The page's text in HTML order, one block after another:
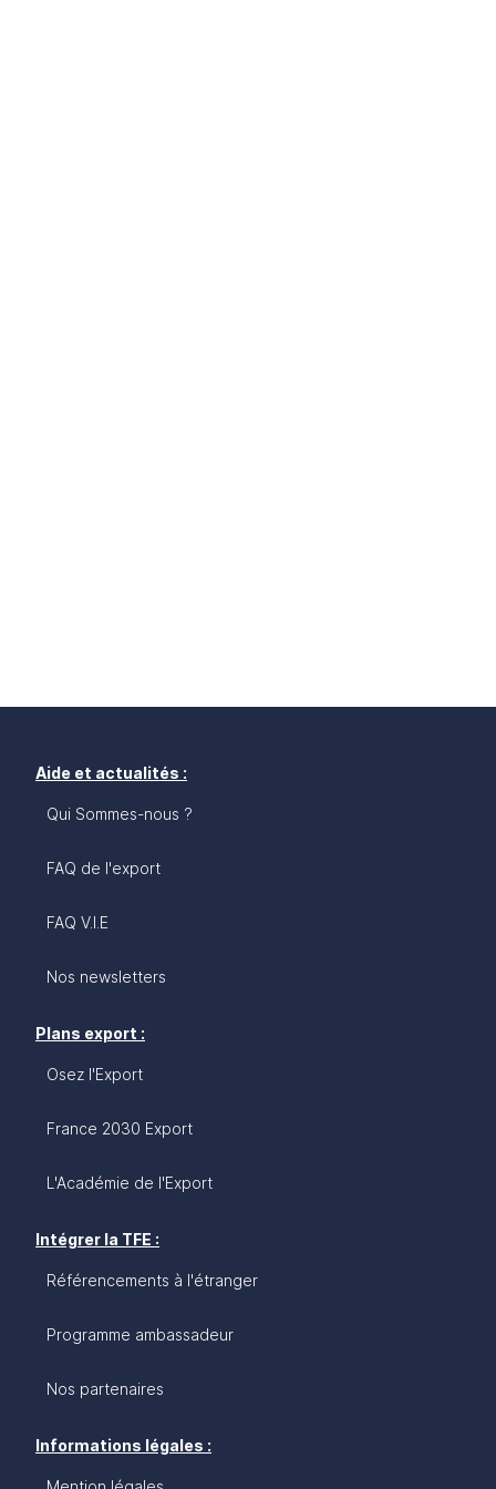
Aide et actualités :
Qui Sommes-nous ?
FAQ de l'export
FAQ V.I.E
Nos newsletters
Plans export :
Osez l'Export
France 2030 Export
L'Académie de l'Export
Intégrer la TFE :
Référencements à l'étranger
Programme ambassadeur
Nos partenaires
Informations légales :